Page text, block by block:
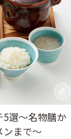
選～名物膳か
ンまで～